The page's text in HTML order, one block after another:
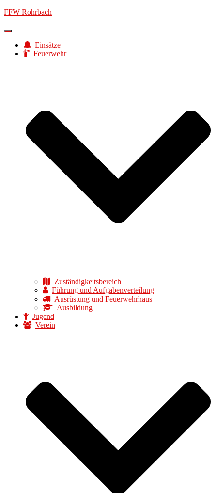
FFW Rohrbach
Navigation
umschaltenEinsätze
Feuerwehr
Zuständigkeitsbereich
Führung und Aufgabenverteilung
Ausrüstung und Feuerwehrhaus
Ausbildung
Jugend
Verein